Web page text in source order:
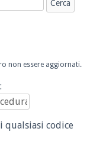
non essere aggiornati.
qualsiasi codice